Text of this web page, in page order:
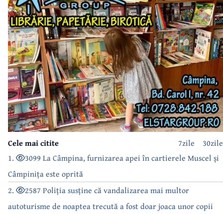
30zile
7zile
Cele mai citite
1.
3099 La Câmpina, furnizarea apei în cartierele Muscel și
Câmpinița este oprită
2.
2587 Poliția susține că vandalizarea mai multor
autoturisme de noaptea trecută a fost doar joaca unor copii